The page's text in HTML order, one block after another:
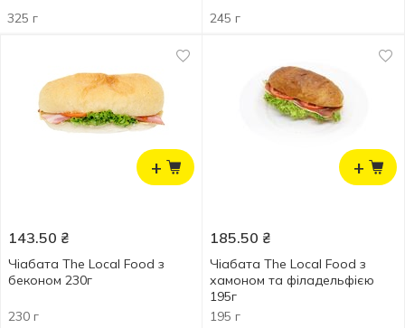
325 г 245 г
+
143.50 ₴
Чіабата The Local Food з
беконом 230г
230 г
+
185.50 ₴
Чіабата The Local Food з
хамоном та філадельфією
195г
195 г